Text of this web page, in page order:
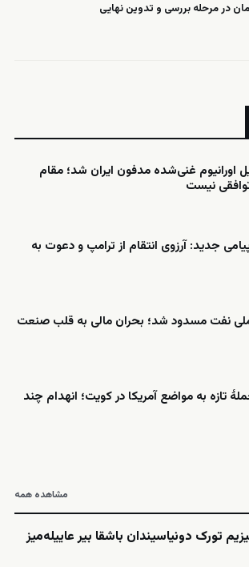
در مرحله بررسی و تدوین نهایی
اورانیوم غنی‌شده مدفون ایران شد؛ مقام
نیست
جدید: آرزوی انتقام از ترامپ و دعوت به
نفت مسدود شد؛ بحران مالی به قلب صنعت
تازه به مواضع آمریکا در کویت؛ انهدام چند
مشاهده همه
تورک دونیاسیندان باشقا بیر عاییله‌میز